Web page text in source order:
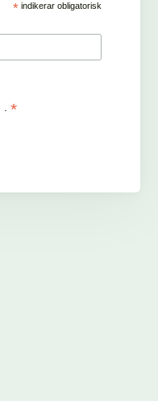
* indikerar obligatorisk
*